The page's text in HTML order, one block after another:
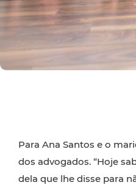
Para Ana Santos e o
dos advogados. “Hoje
dela que lhe disse para